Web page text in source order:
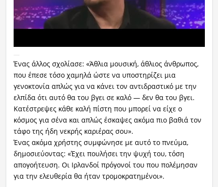
Ένας άλλος σχολίασε: «Άθλια μουσική, άθλιος άνθρωπος,
που έπεσε τόσο χαμηλά ώστε να υποστηρίζει μια
γενοκτονία απλώς για να κάνει τον αντιδραστικό με την
ελπίδα ότι αυτό θα του βγει σε καλό — δεν θα του βγει.
Κατέστρεψες κάθε καλή πίστη που μπορεί να είχε ο
κόσμος για σένα και απλώς έσκαψες ακόμα πιο βαθιά τον
τάφο της ήδη νεκρής καριέρας σου».
Ένας ακόμα χρήστης συμφώνησε με αυτό το πνεύμα,
δημοσιεύοντας: «Έχει πουλήσει την ψυχή του, τόση
απογοήτευση. Οι Ιρλανδοί πρόγονοί του που πολέμησαν
για την ελευθερία θα ήταν τρομοκρατημένοι».